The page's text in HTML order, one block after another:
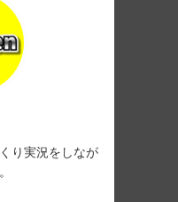
り実況をしなが